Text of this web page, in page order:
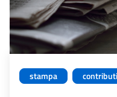
stampa contributi